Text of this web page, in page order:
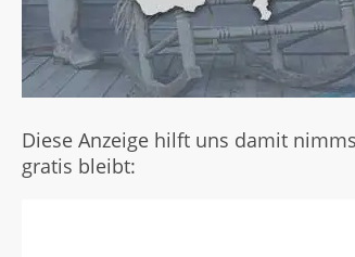
Diese Anzeige hilft uns damit
gratis bleibt: